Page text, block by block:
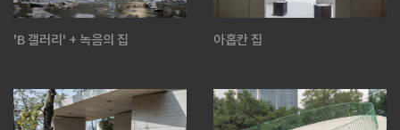
'B 갤러리' + 녹음의 집 아홉칸 집